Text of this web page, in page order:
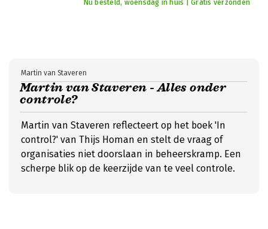
Nu besteld, woensdag in huis | Gratis verzonden
Martin van Staveren - Alles onder
controle?
Martin van Staveren
Martin van Staveren reflecteert op het boek 'In
control?' van Thijs Homan en stelt de vraag of
organisaties niet doorslaan in beheerskramp. Een
scherpe blik op de keerzijde van te veel controle.